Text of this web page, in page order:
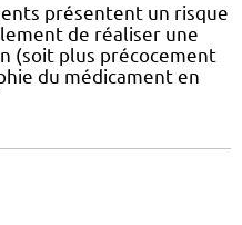
présentent un risque
de réaliser une
(soit plus précocement
du médicament en